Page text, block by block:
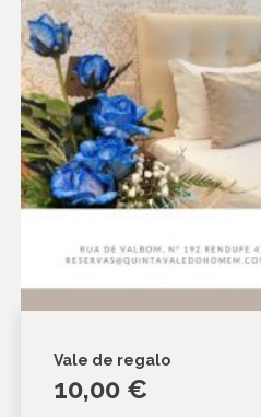
pueden
elegir
en
la
página
de
producto
Vale de regalo
10,00 €